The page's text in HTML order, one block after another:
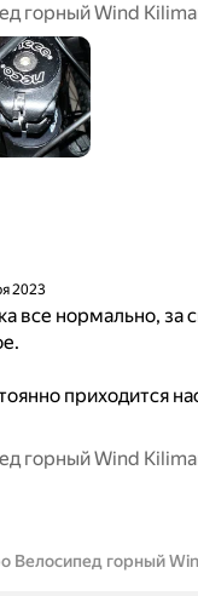
горный Wind
2023
все нормально, за
приходится
горный Wind
Велосипед горный